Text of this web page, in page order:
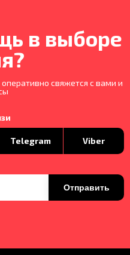
в выборе
свяжется с вами и
Telegram Viber
Отправить